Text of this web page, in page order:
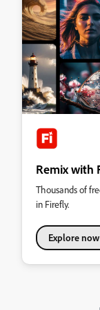
Remix with
Thousands of
in Firefly.
Explore now